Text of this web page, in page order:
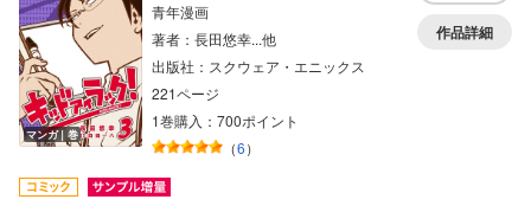
マンガ｜巻
青年漫画
著者：長田悠幸...他
出版社：スクウェア・エニックス
221ページ
1巻購入：700ポイント
（6）
作品詳細